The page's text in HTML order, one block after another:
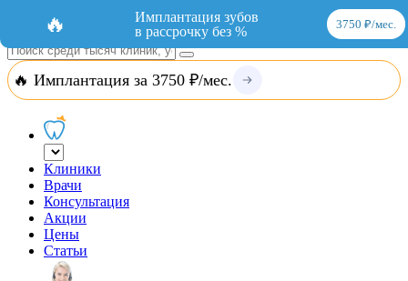
Добавить организациюВход
🔥 Имплантация за 3750 ₽/мес.
Клиники
Врачи
Консультация
Акции
Цены
Статьи
🔥
Имплантация зубов
в рассрочку без %
3750 ₽/мес.